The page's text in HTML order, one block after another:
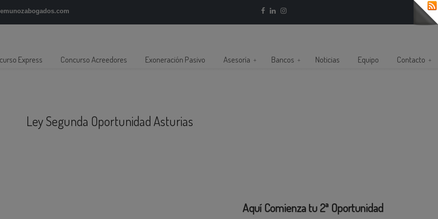
Express Concurso Acreedores Exoneración Pasivo Asesoría Bancos Noticias Equipo Contacto
Ley Segunda Oportunidad Asturias
Aquí Comienza tu 2ª Oportunidad